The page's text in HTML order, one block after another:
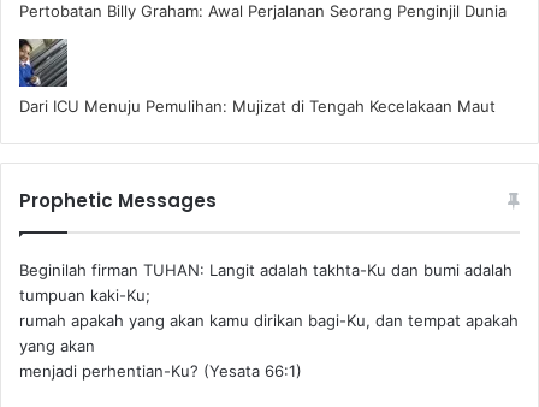
Pertobatan Billy Graham: Awal Perjalanan Seorang Penginjil Dunia
Dari ICU Menuju Pemulihan: Mujizat di Tengah Kecelakaan Maut
Prophetic Messages
Beginilah firman TUHAN: Langit adalah takhta-Ku dan bumi adalah
tumpuan kaki-Ku;
rumah apakah yang akan kamu dirikan bagi-Ku, dan tempat apakah
yang akan
menjadi perhentian-Ku? (Yesata 66:1) ‪